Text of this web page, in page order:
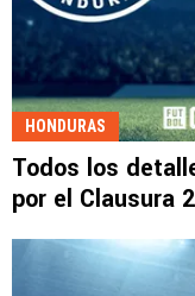
HONDURAS
Todos los
por el Clausura